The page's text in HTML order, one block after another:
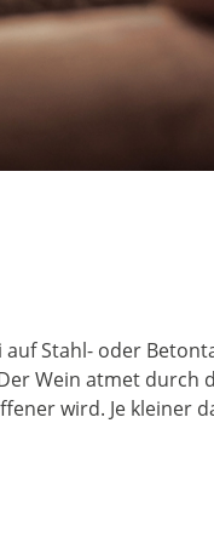
Stahl- oder
Wein atmet durch
wird. Je kleiner